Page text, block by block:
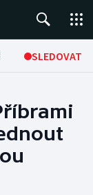
SLEDOVAT